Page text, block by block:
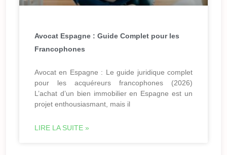
Avocat Espagne : Guide Complet pour les
Francophones
Avocat en Espagne : Le guide juridique complet
pour les acquéreurs francophones (2026)
L’achat d’un bien immobilier en Espagne est un
projet enthousiasmant, mais il
LIRE LA SUITE »